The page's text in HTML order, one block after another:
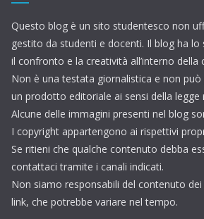
Questo blog è un sito studentesco non
gestito da studenti e docenti. Il blog ha
il confronto e la creatività all’interno della
Non è una testata giornalistica e non
un prodotto editoriale ai sensi della legge
Alcune delle immagini presenti nel blog
I copyright appartengono ai rispettivi
Se ritieni che qualche contenuto debba
contattaci tramite i canali indicati.
Non siamo responsabili del contenuto
link, che potrebbe variare nel tempo.